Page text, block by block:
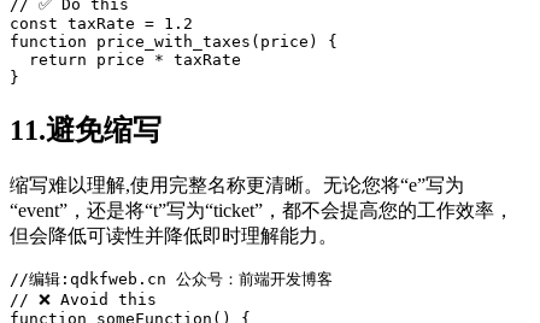
// ✅ Do this
function price_with_taxes(price) {
return price * taxRate
11.避免缩写
缩写难以理解,使用完整名称更清晰。无论您将“e”写为
“event”，还是将“t”写为“ticket”，都不会提高您的工作效率，
但会降低可读性并降低即时理解能力。
//编辑:qdkfweb.cn 公众号：前端开发博客
function
someFunction () {